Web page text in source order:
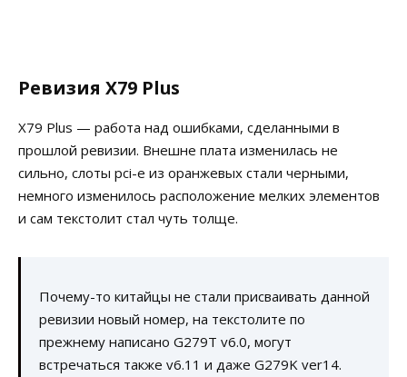
Ревизия X79 Plus
X79 Plus — работа над ошибками, сделанными в
прошлой ревизии. Внешне плата изменилась не
сильно, слоты pci-e из оранжевых стали черными,
немного изменилось расположение мелких элементов
и сам текстолит стал чуть толще.
Почему-то китайцы не стали присваивать данной
ревизии новый номер, на текстолите по
прежнему написано G279T v6.0, могут
встречаться также v6.11 и даже G279K ver14.